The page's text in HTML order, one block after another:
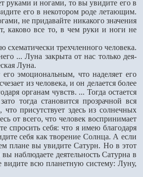
руками и ногами, то вы увидите его в
его в некотором роде летающим.
не придавайте никакого значе­ния
каково все то, в чем руки и ноги не
трехчленного человека.
... Луна закрыта от нас только дея­
Луна.
эмоциональным, что наделяет его
из человека, и он делается более
органам чувств. ... Тог­да остается
тогда становится прозрачной вся
присутст­вует здесь из солнечных
от всего, что человек воспринимает
спросить себя: что я имею благодаря
себя как творение Солнца. А если
плане вы увидите Сатурн. Но в этот
наблюдаете деятельность Сатурна в
видите всю планетную систему: Луну,